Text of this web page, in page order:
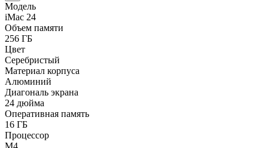
Модель
iMac 24
Объем памяти
256 ГБ
Цвет
Серебристый
Материал корпуса
Алюминий
Диагональ экрана
24 дюйма
Оперативная память
16 ГБ
Процессор
M4